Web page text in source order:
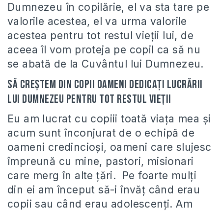
Dumnezeu în copilărie, el va sta tare pe
valorile acestea, el va urma valorile
acestea pentru tot restul vieții lui, de
aceea îl vom proteja pe copil ca să nu
se abată de la Cuvântul lui Dumnezeu.
Să creștem din copii oameni dedicați lucrării
lui Dumnezeu pentru tot restul vieții
Eu am lucrat cu copiii toată viața mea și
acum sunt înconjurat de o echipă de
oameni credincioși, oameni care slujesc
împreună cu mine, pastori, misionari
care merg în alte țări. Pe foarte mulți
din ei am început să-i învăț când erau
copii sau când erau adolescenți. Am